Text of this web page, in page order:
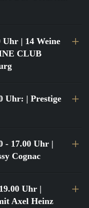
Uhr | 14 Weine
CLUB
Uhr: | Prestige
- 17.00 Uhr |
Cognac
Uhr |
Axel Heinz